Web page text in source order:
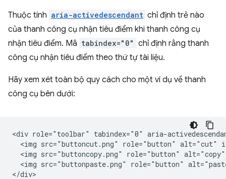
Thuộc tính aria-activedescendant chỉ định trẻ nào
của thanh công cụ nhận tiêu điểm khi thanh công cụ
nhận tiêu điểm. Mã tabindex="0" chỉ định rằng thanh
công cụ nhận tiêu điểm theo thứ tự tài liệu.
Hãy xem xét toàn bộ quy cách cho một ví dụ về thanh
công cụ bên dưới:
<div role="toolbar" tabindex="0" aria-
<img src="buttoncut.png" role="button" alt="cut"
<img src="buttoncopy.png" role="button"
<img src="buttonpaste.png" role="button"